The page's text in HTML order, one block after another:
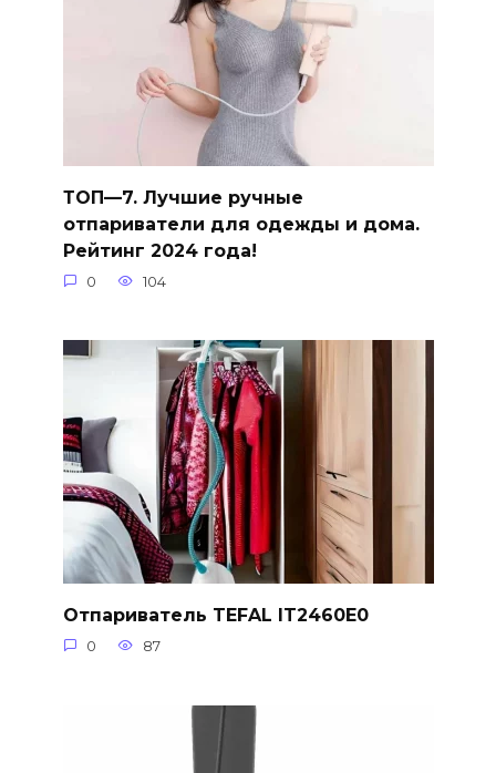
ТОП—7. Лучшие ручные
отпариватели для одежды и дома.
Рейтинг 2024 года!
0 104
Отпариватель TEFAL IT2460E0
0 87